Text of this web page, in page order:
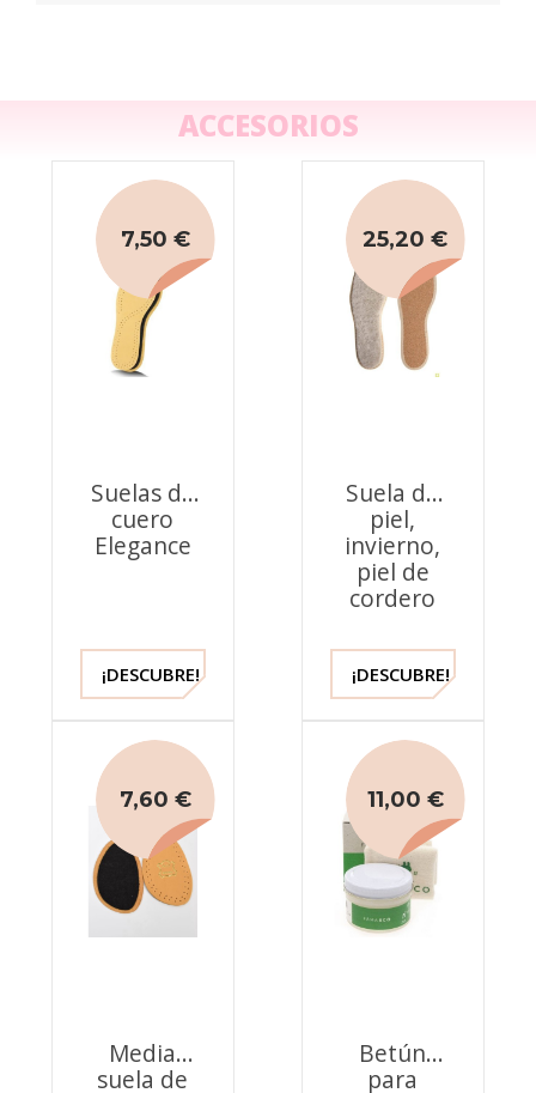
ACCESORIOS
Suelas de
cuero
Elegance
7,50 €
¡DESCUBRE!
Suela de
piel,
invierno,
piel de
cordero
25,20 €
¡DESCUBRE!
Media
suela de
7,60 €
Betún
para
11,00 €